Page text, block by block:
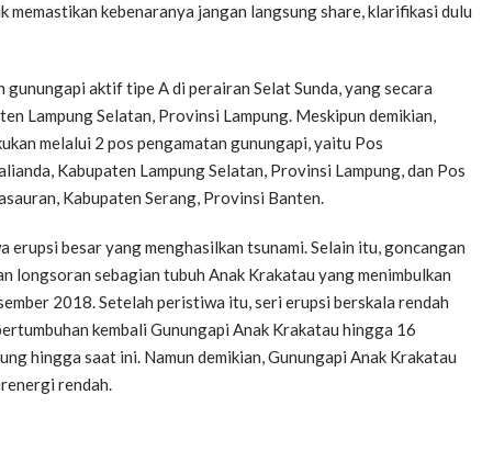
kebenaranya jangan langsung share, klarifikasi dulu
aktif tipe A di perairan Selat Sunda, yang secara
Lampung Selatan, Provinsi Lampung. Meskipun demikian,
melalui 2 pos pengamatan gunungapi, yaitu Pos
Kabupaten Lampung Selatan, Provinsi Lampung, dan Pos
Kabupaten Serang, Provinsi Banten.
besar yang menghasilkan tsunami. Selain itu, goncangan
longsoran sebagian tubuh Anak Krakatau yang menimbulkan
2018. Setelah peristiwa itu, seri erupsi berskala rendah
kembali Gunungapi Anak Krakatau hingga 16
hingga saat ini. Namun demikian, Gunungapi Anak Krakatau
rendah.